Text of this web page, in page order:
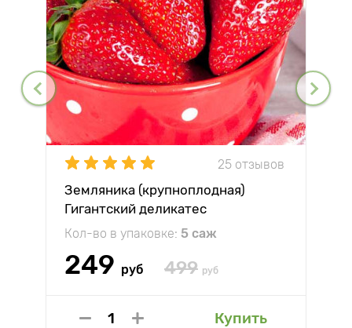
25 отзывов
Земляника (крупноплодная)
Гигантский деликатес
Кол-во в упаковке: 5 саж
249 руб 499 руб
Купить